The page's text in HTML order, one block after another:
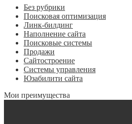
Без рубрики
Поисковая оптимизация
Линк-билдинг
Наполнение сайта
Поисковые системы
Продажи
Сайтостроение
Системы управления
Юзабилити сайта
Мои преимущества